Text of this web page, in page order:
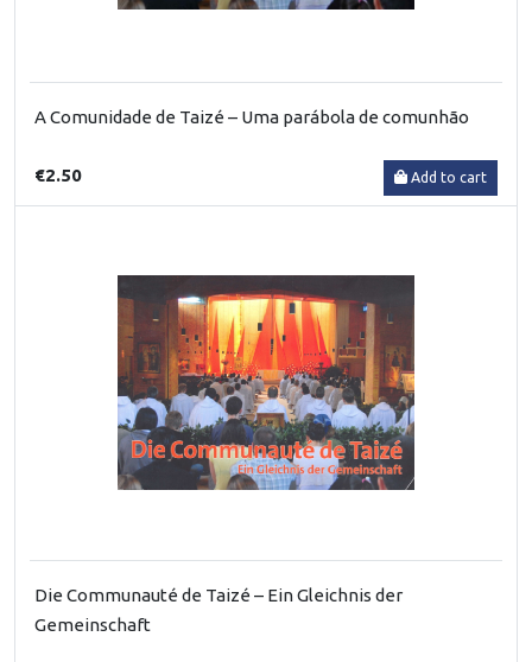
A Comunidade de Taizé – Uma parábola de comunhão
€2.50 Add to cart
Die Communauté de Taizé – Ein Gleichnis der
Gemeinschaft